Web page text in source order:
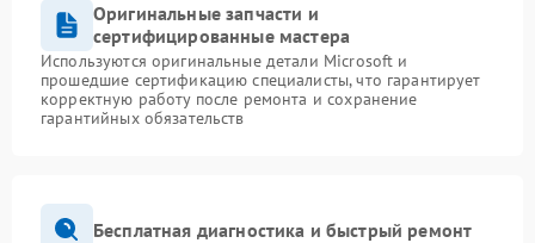
Оригинальные запчасти и
сертифицированные мастера
Используются оригинальные детали Microsoft и
прошедшие сертификацию специалисты, что гарантирует
корректную работу после ремонта и сохранение
гарантийных обязательств
Бесплатная диагностика и быстрый ремонт